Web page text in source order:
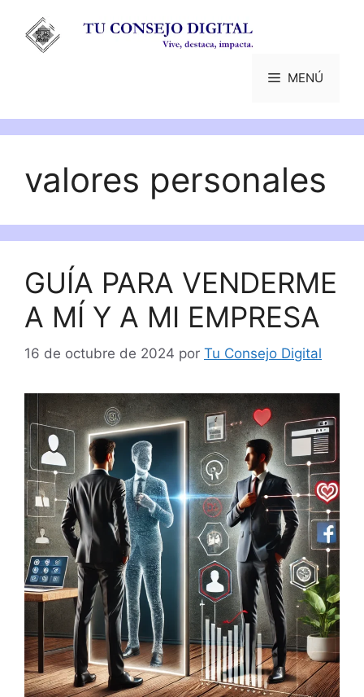
contenido
MENÚ
valores personales
GUÍA PARA VENDERME
A MÍ Y A MI EMPRESA
16 de octubre de 2024 por Tu Consejo Digital